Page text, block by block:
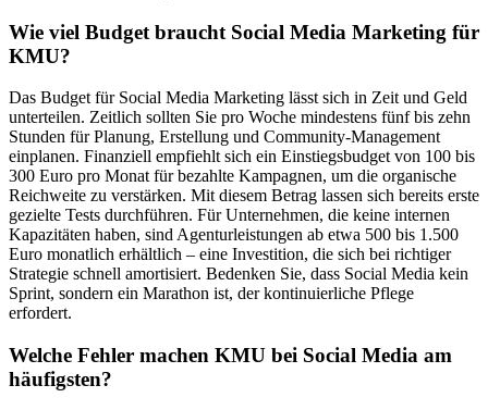
Wie viel Budget braucht Social Media Marketing für
KMU?
Das Budget für Social Media Marketing lässt sich in Zeit und Geld
unterteilen. Zeitlich sollten Sie pro Woche mindestens fünf bis zehn
Stunden für Planung, Erstellung und Community-Management
einplanen. Finanziell empfiehlt sich ein Einstiegsbudget von 100 bis
300 Euro pro Monat für bezahlte Kampagnen, um die organische
Reichweite zu verstärken. Mit diesem Betrag lassen sich bereits erste
gezielte Tests durchführen. Für Unternehmen, die keine internen
Kapazitäten haben, sind Agenturleistungen ab etwa 500 bis 1.500
Euro monatlich erhältlich – eine Investition, die sich bei richtiger
Strategie schnell amortisiert. Bedenken Sie, dass Social Media kein
Sprint, sondern ein Marathon ist, der kontinuierliche Pflege
erfordert.
Welche Fehler machen KMU bei Social Media am
häufigsten?